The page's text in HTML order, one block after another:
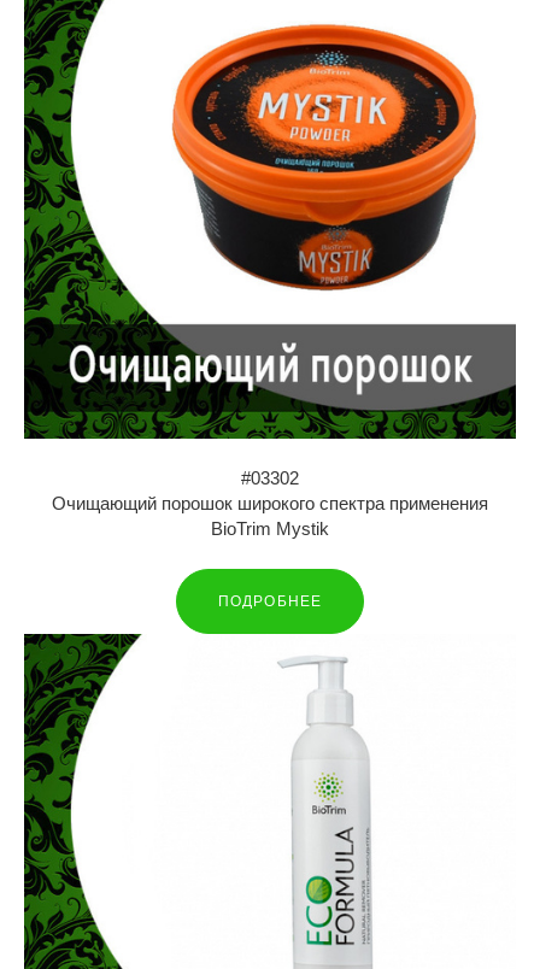
#03302
Очищающий порошок широкого спектра применения
BioTrim Mystik
ПОДРОБНЕЕ